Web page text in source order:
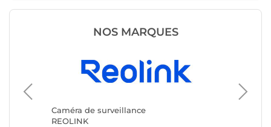
NOS MARQUES
Caméra de surveillance
REOLINK
TP-LINK